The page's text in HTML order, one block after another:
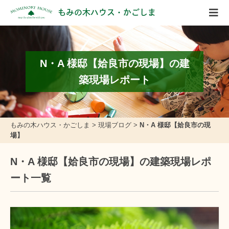
もみの木ハウス・かごしま
N・A 様邸【姶良市の現場】の建
築現場レポート
もみの木ハウス・かごしま > 現場ブログ > N・A 様邸【姶良市の現
場】
N・A 様邸【姶良市の現場】の建築現場レポ
ート一覧